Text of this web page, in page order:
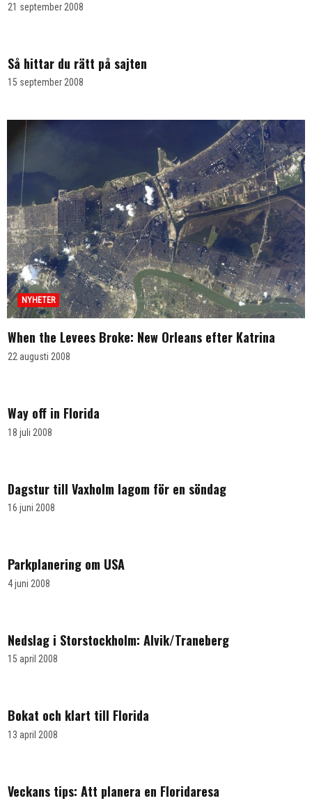
21 september 2008
Så hittar du rätt på sajten
15 september 2008
NYHETER
When the Levees Broke: New Orleans efter Katrina
22 augusti 2008
Way off in Florida
18 juli 2008
Dagstur till Vaxholm lagom för en söndag
16 juni 2008
Parkplanering om USA
4 juni 2008
Nedslag i Storstockholm: Alvik/Traneberg
15 april 2008
Bokat och klart till Florida
13 april 2008
Veckans tips: Att planera en Floridaresa